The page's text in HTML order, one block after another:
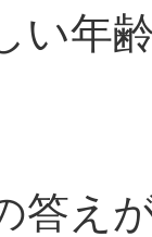
い年
答え